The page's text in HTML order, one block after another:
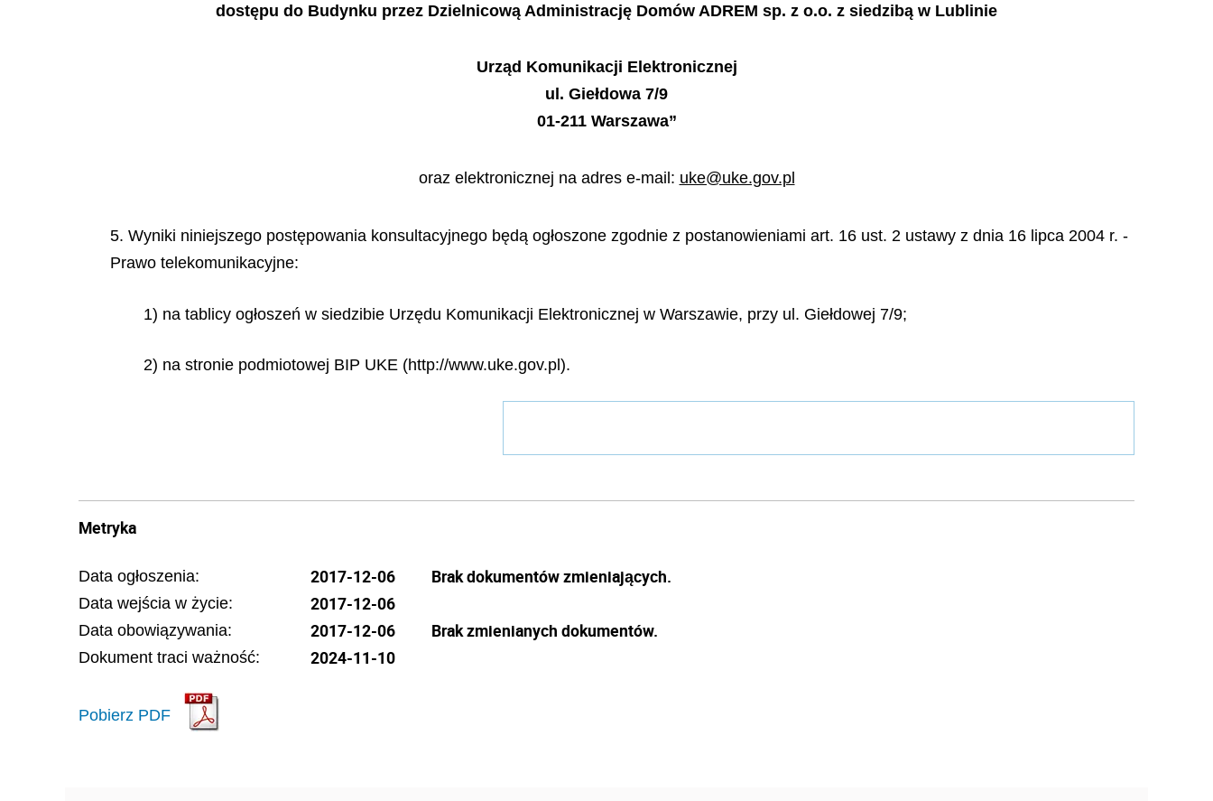
dostępu do Budynku przez Dzielnicową Administrację Domów ADREM sp. z o.o. z siedzibą w Lublinie
Urząd Komunikacji Elektronicznej
ul. Giełdowa 7/9
01-211 Warszawa”
oraz elektronicznej na adres e-mail: uke@uke.gov.pl
5. Wyniki niniejszego postępowania konsultacyjnego będą ogłoszone zgodnie z postanowieniami art. 16 ust. 2 ustawy z dnia 16 lipca 2004 r. -
Prawo telekomunikacyjne:
1) na tablicy ogłoszeń w siedzibie Urzędu Komunikacji Elektronicznej w Warszawie, przy ul. Giełdowej 7/9;
2) na stronie podmiotowej BIP UKE (http://www.uke.gov.pl).
Metryka
Data ogłoszenia: 2017-12-06
Data wejścia w życie: 2017-12-06
Data obowiązywania: 2017-12-06
Dokument traci ważność: 2024-11-10
Pobierz PDF
Brak dokumentów zmieniających.
Brak zmienianych dokumentów.